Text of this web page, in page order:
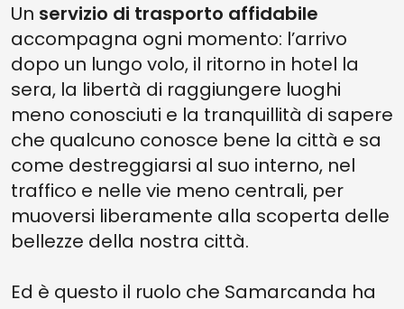
Un servizio di trasporto affidabile
accompagna ogni momento: l’arrivo
dopo un lungo volo, il ritorno in hotel la
sera, la libertà di raggiungere luoghi
meno conosciuti e la tranquillità di sapere
che qualcuno conosce bene la città e sa
come destreggiarsi al suo interno, nel
traffico e nelle vie meno centrali, per
muoversi liberamente alla scoperta delle
bellezze della nostra città.
Ed è questo il ruolo che Samarcanda ha